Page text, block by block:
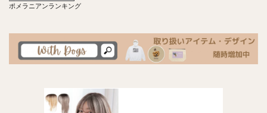
ポメラニアンランキング